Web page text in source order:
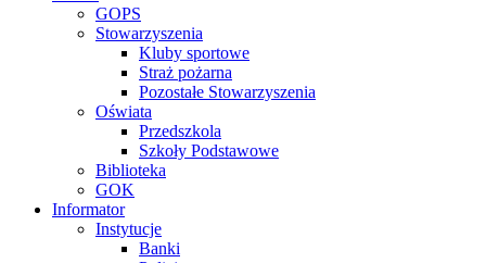
GOPS
Stowarzyszenia
Kluby sportowe
Straż pożarna
Pozostałe Stowarzyszenia
Oświata
Przedszkola
Szkoły Podstawowe
Biblioteka
GOK
Informator
Instytucje
Banki